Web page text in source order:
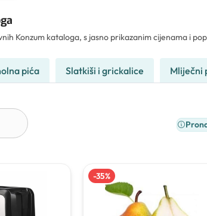
Konzum kataloga, s jasno prikazanim cijenama i
pića Slatkiši i grickalice Mliječni
-35%